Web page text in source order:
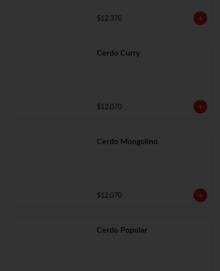
$12.370
Cerdo Curry
$12.070
Cerdo Mongolino
$12.070
Cerdo Popular